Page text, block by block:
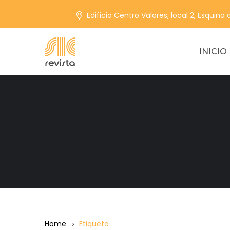
Edificio Centro Valores, local 2, Esquina
INICIO
Home Etiqueta